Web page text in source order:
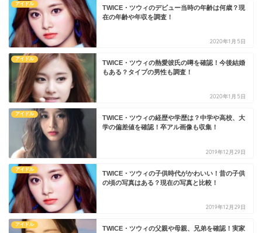
アイドル
TWICE・ツウィのデビュー当時の年齢は何歳？現
在の年齢や年収を調査！
2020年1月5日
アイドル
TWICE・ツウィの熱愛彼氏の噂を確認！今後結婚
もある？タイプの男性も調査！
2020年1月5日
アイドル
TWICE・ツウィの経歴や学歴は？中学や高校、大
学の偏差値を確認！卒アル画像も収集！
2019年12月29日
アイドル
TWICE・ツウィの子供時代がかわいい！昔の子供
の頃の写真はある？現在の写真と比較！
2019年12月29日
アイドル
TWICE・ツウィの父親や母親、兄弟を確認！実家